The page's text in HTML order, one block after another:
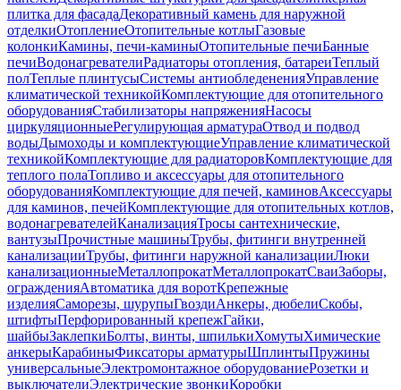
плитка для фасадаДекоративный камень для наружной
отделкиОтоплениеОтопительные котлыГазовые
колонкиКамины, печи-каминыОтопительные печиБанные
печиВодонагревателиРадиаторы отопления, батареиТеплый
полТеплые плинтусыСистемы антиобледененияУправление
климатической техникойКомплектующие для отопительного
оборудованияСтабилизаторы напряженияНасосы
циркуляционныеРегулирующая арматураОтвод и подвод
водыДымоходы и комплектующиеУправление климатической
техникойКомплектующие для радиаторовКомплектующие для
теплого полаТопливо и аксессуары для отопительного
оборудованияКомплектующие для печей, каминовАксессуары
для каминов, печейКомплектующие для отопительных котлов,
водонагревателейКанализацияТросы сантехнические,
вантузыПрочистные машиныТрубы, фитинги внутренней
канализацииТрубы, фитинги наружной канализацииЛюки
канализационныеМеталлопрокатМеталлопрокатСваиЗаборы,
огражденияАвтоматика для воротКрепежные
изделияСаморезы, шурупыГвоздиАнкеры, дюбелиСкобы,
штифтыПерфорированный крепежГайки,
шайбыЗаклепкиБолты, винты, шпилькиХомутыХимические
анкерыКарабиныФиксаторы арматурыШплинтыПружины
универсальныеЭлектромонтажное оборудованиеРозетки и
выключателиЭлектрические звонкиКоробки